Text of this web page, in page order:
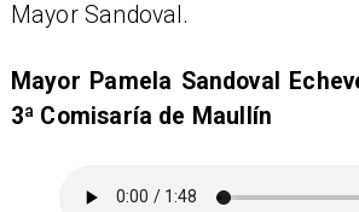
Mayor Sandoval.
​Mayor Pamela Sandoval
3ª Comisaría de Maullín